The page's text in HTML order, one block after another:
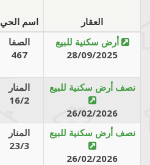
اسم الحي
العقار
الصفا
467
أرض سكنية للبيع
28/09/2025
المنار
16/2
نصف أرض سكنية للبيع
26/02/2026
المنار
23/3
نصف أرض سكنية للبيع
26/02/2026